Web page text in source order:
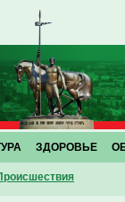
ЗДОРОВЬЕ